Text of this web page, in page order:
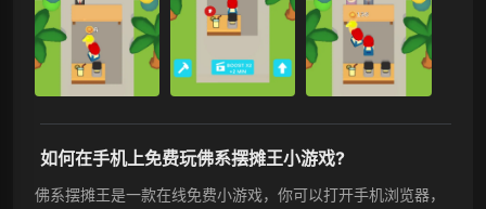
如何在手机上免费玩佛系摆摊王小游戏?
佛系摆摊王是一款在线免费小游戏，你可以打开手机浏览器，